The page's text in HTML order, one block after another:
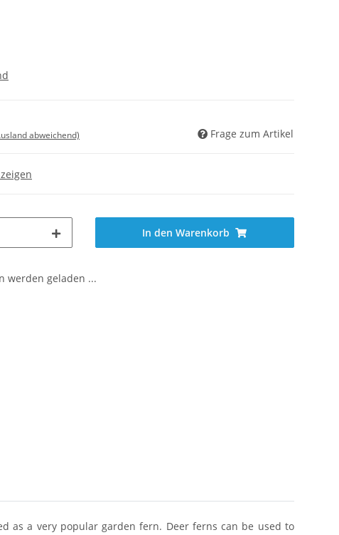
abweichend) Frage zum Artikel
In den Warenkorb
werden geladen ...
as a very popular garden fern. Deer ferns can be used to